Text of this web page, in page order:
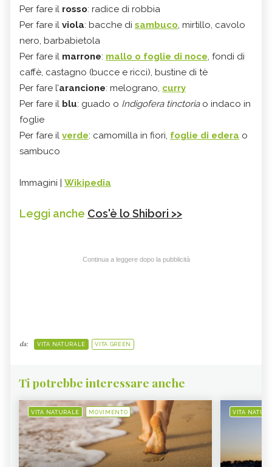
Per fare il rosso: radice di robbia
Per fare il viola: bacche di sambuco, mirtillo, cavolo
nero, barbabietola
Per fare il marrone: mallo o foglie di noce, fondi di
caffè, castagno (bucce e ricci), bustine di tè
Per fare l’arancione: melograno, curry
Per fare il blu: guado o Indigofera tinctoriao indaco in
foglie
Per fare il verde: camomilla in fiori, foglie di edera o
sambuco
Immagini | Wikipedia
Leggi anche Cos'è lo Shibori >>
Continua a leggere dopo la pubblicità
da: VITA NATURALE VITA GREEN
Ti potrebbe interessare anche
VITA NATURALE MOVIMENTO VITA